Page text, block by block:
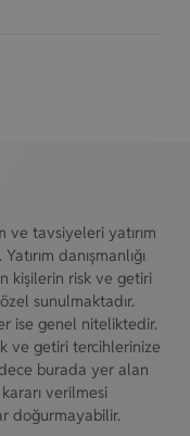
ve tavsiyeleri yatırım
danışmanlığı
kişilerin risk ve getiri
sunulmaktadır.
ise genel niteliktedir.
ve getiri tercihlerinize
burada yer alan
verilmesi
doğurmayabilir.